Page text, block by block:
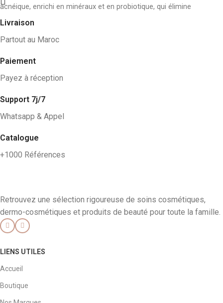
acnéique, enrichi en minéraux et en probiotique, qui élimine
Livraison
Partout au Maroc
Paiement
Payez à réception
Support 7j/7
Whatsapp & Appel
Catalogue
+1000 Références
Retrouvez une sélection rigoureuse de soins cosmétiques,
dermo-cosmétiques et produits de beauté pour toute la famille.
LIENS UTILES
Accueil
Boutique